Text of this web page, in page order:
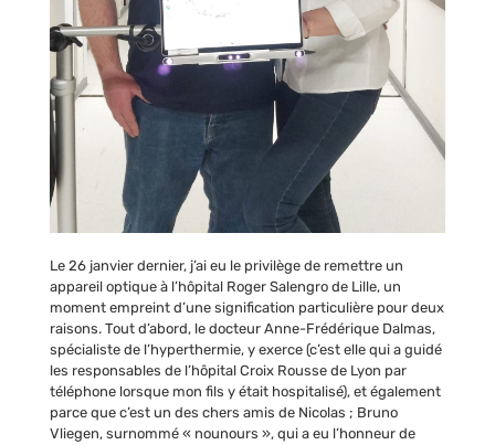
Le 26 janvier dernier, j’ai eu le privilège de remettre un
appareil optique à l’hôpital Roger Salengro de Lille, un
moment empreint d’une signification particulière pour deux
raisons. Tout d’abord, le docteur Anne-Frédérique Dalmas,
spécialiste de l’hyperthermie, y exerce (c’est elle qui a guidé
les responsables de l’hôpital Croix Rousse de Lyon par
téléphone lorsque mon fils y était hospitalisé), et également
parce que c’est un des chers amis de Nicolas ; Bruno
Vliegen, surnommé « nounours », qui a eu l’honneur de